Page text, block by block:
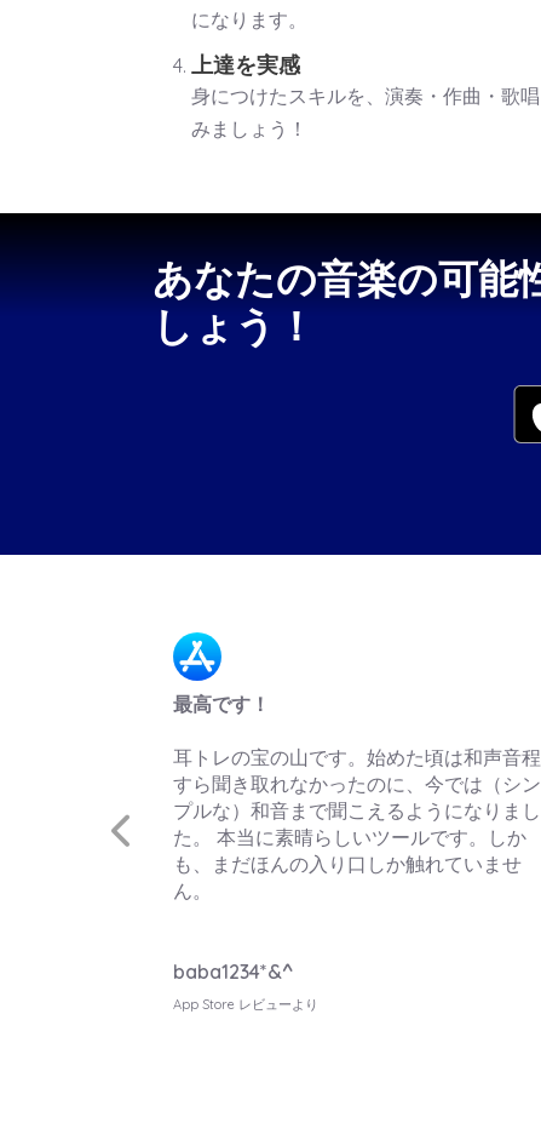
になります。
上達を実感
身につけたスキルを、演奏・作曲・歌
みましょう！
あなたの音楽の可能
しょう！
強くおすすめします
何年もの間、EarMaster は音楽指導とトレ
ーニングにおいて最高のプログラムの一つ
でした。 このモバイル版は PC 版とほぼ同
じ内容で、とてもおすすめできます。